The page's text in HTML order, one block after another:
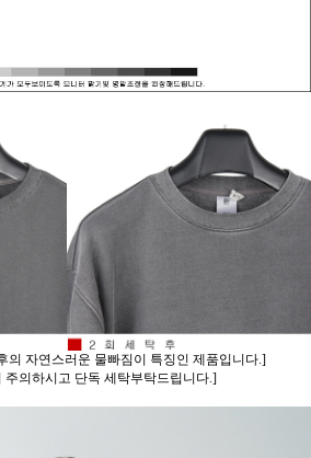
의 자연스러운 물빠짐이 특징인 제품입니다.]
주의하시고 단독 세탁부탁드립니다.]